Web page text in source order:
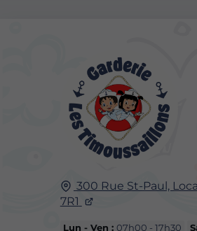
300 Rue St-Paul,
7R1
Lun - Ven : 07h00 - 17h30